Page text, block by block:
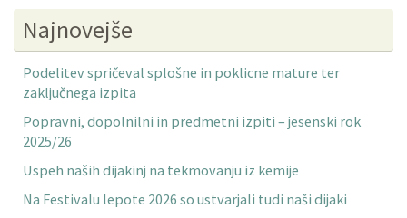
Najnovejše
Podelitev spričeval splošne in poklicne mature ter
zaključnega izpita
Popravni, dopolnilni in predmetni izpiti – jesenski rok
2025/26
Uspeh naših dijakinj na tekmovanju iz kemije
Na Festivalu lepote 2026 so ustvarjali tudi naši dijaki